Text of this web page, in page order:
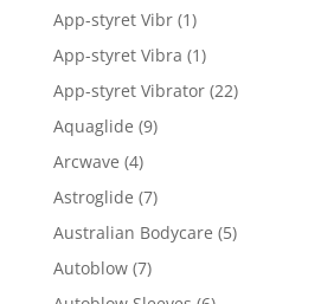
App-styret Vibr (1)
App-styret Vibra (1)
App-styret Vibrator (22)
Aquaglide (9)
Arcwave (4)
Astroglide (7)
Australian Bodycare (5)
Autoblow (7)